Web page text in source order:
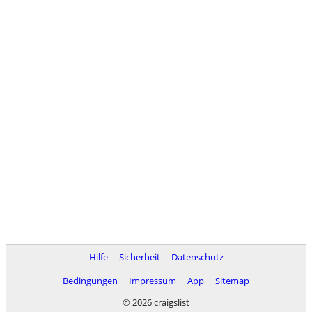
Hilfe Sicherheit
Datenschutz
Bedingungen
Impressum App
Sitemap
© 2026 craigslist